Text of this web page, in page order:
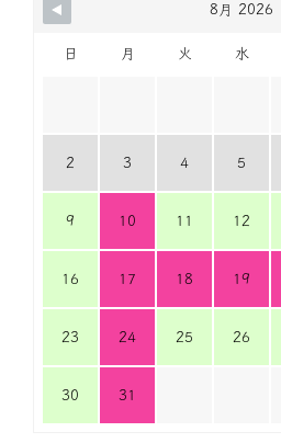
8月 2026
日 月 火 水
2 3 4 5
9 10 11 12
16 17 18 19
23 24 25 26
30 31